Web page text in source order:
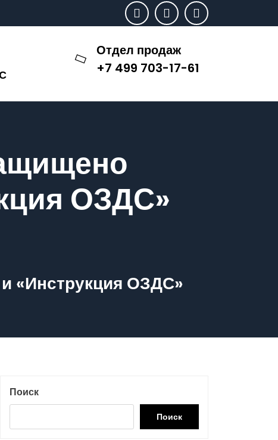
Отдел продаж
+7 499 703-17-61
ОЗДС»
«Инструкция ОЗДС»
Поиск
Поиск